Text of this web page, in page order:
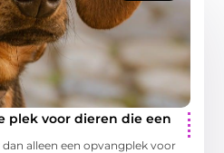
plek voor dieren die een
dan alleen een opvangplek voor